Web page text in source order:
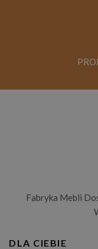
Fabryka Mebli
DLA CIEBIE